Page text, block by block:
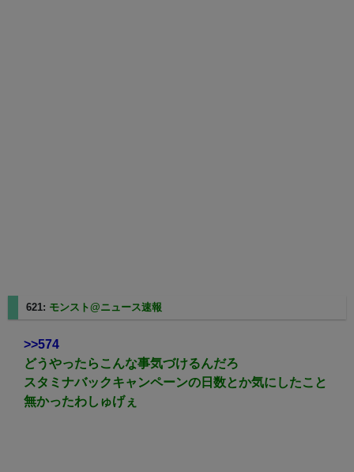
621: モンスト@ニュース速報
>>574
どうやったらこんな事気づけるんだろ
スタミナバックキャンペーンの日数とか気にしたこと
無かったわしゅげぇ